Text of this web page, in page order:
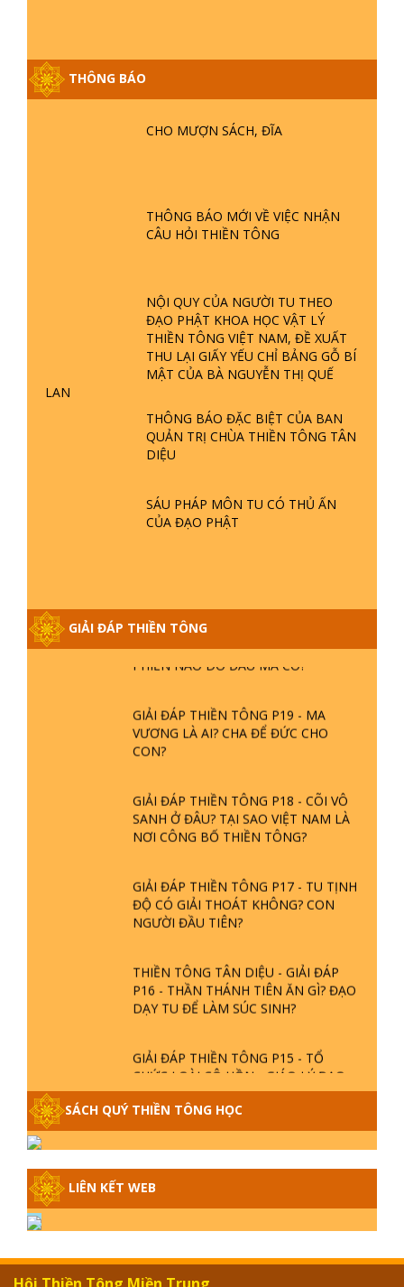
THÔNG BÁO
CHO MƯỢN SÁCH, ĐĨA
THÔNG BÁO MỚI VỀ VIỆC NHẬN
CÂU HỎI THIỀN TÔNG
NỘI QUY CỦA NGƯỜI TU THEO
ĐẠO PHẬT KHOA HỌC VẬT LÝ
THIỀN TÔNG VIỆT NAM, ĐỀ XUẤT
THU LẠI GIẤY YẾU CHỈ BẢNG GỖ BÍ
MẬT CỦA BÀ NGUYỄN THỊ QUẾ
LAN
THÔNG BÁO ĐẶC BIỆT CỦA BAN
QUẢN TRỊ CHÙA THIỀN TÔNG TÂN
DIỆU
SÁU PHÁP MÔN TU CÓ THỦ ẤN
CỦA ĐẠO PHẬT
GIẢI ĐÁP THIỀN TÔNG
NĂM PHẬT KHÔNG NÓI? HỘI LONG
ĐƯỢC HÌNH THÀNH NHƯ THẾ NÀO?
PHẬT GIỚI CÓ THỜI GIAN KHÔNG? |
ĐÀNG Ở ĐÂU? ĐỊA NGỤC Ở ĐÂU?
ĐỨC CHÚA TRỜI LÀ AI? QUỶ SA
TĂNG? | TTTD
GIẢI ĐÁP THIỀN TÔNG ĐẶC BIỆT P22
- TẠI SAO TRÁI ĐẤT NHIỀU THIÊN TAI
GIẢI ĐÁP THIỀN TÔNG ĐẶC BIỆT P21
GIẢI ĐÁP THIỀN TÔNG ĐẶC BIỆT
GIẢI ĐÁP THIỀN TÔNG P19 - MA
VƯƠNG LÀ AI? CHA ĐỂ ĐỨC CHO
CON?
GIẢI ĐÁP THIỀN TÔNG P18 - CÕI VÔ
SANH Ở ĐÂU? TẠI SAO VIỆT NAM LÀ
NƠI CÔNG BỐ THIỀN TÔNG?
GIẢI ĐÁP THIỀN TÔNG P17 - TU TỊNH
ĐỘ CÓ GIẢI THOÁT KHÔNG? CON
NGƯỜI ĐẦU TIÊN?
THIỀN TÔNG TÂN DIỆU - GIẢI ĐÁP
P16 - THẦN THÁNH TIÊN ĂN GÌ? ĐẠO
DẠY TU ĐỂ LÀM SÚC SINH?
GIẢI ĐÁP THIỀN TÔNG P15 - TỔ
CHỨC LOÀI CÔ HỒN - GIÁO LÝ ĐẠO
PHẬT KHI NÀO XUẤT BẢN
LỊCH - TẦNG BÌNH LƯU LỚN ĐẾN
ĐÂU
ĐƯỢC KHÔNG? XÁ LỢI PHẬT THẬT -
GIẢ | TTTD
SÁCH QUÝ THIỀN TÔNG HỌC
LIÊN KẾT WEB